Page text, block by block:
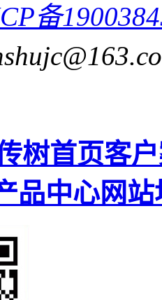
备
树首页客
品中心网站